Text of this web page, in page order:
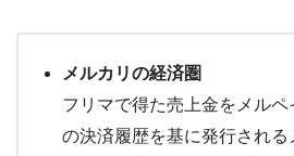
メルカリの経済圏
フリマで得た売上金をメル
の決済履歴を基に発行され